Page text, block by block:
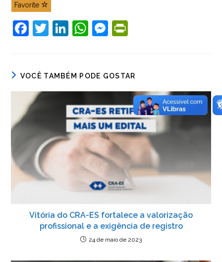
Favorite
F
e
b
o
o
k
T
er
Li
e
dI
n
W
s
A
p
p
M
e
n
g
er
ri
e
n
dl
y
VOCÊ TAMBÉM PODE GOSTAR
Vitória do CRA-ES fortalece a valorização
profissional e a exigência de registro
24 de maio de 2023